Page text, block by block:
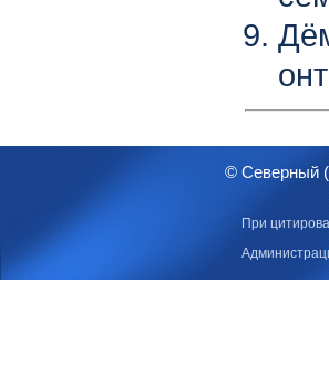
© Северный
При